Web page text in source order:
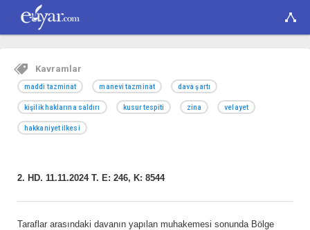
Kavramlar
maddi tazminat manevi tazminat dava şartı
kişilik haklarına saldırı kusur tespiti zina velayet
hakkaniyet ilkesi
2. HD. 11.11.2024 T. E: 246, K: 8544
Taraflar arasındaki davanın yapılan muhakemesi sonunda Bölge